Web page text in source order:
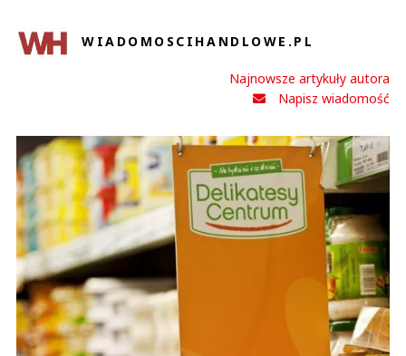
WIADOMOSCIHANDLOWE.PL
Najnowsze artykuły autora
Napisz wiadomość